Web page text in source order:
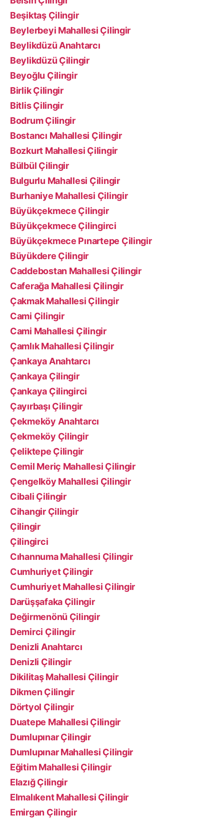
Beşiktaş Çilingir
Beylerbeyi Mahallesi Çilingir
Beylikdüzü Anahtarcı
Beylikdüzü Çilingir
Beyoğlu Çilingir
Birlik Çilingir
Bitlis Çilingir
Bodrum Çilingir
Bostancı Mahallesi Çilingir
Bozkurt Mahallesi Çilingir
Bülbül Çilingir
Bulgurlu Mahallesi Çilingir
Burhaniye Mahallesi Çilingir
Büyükçekmece Çilingir
Büyükçekmece Çilingirci
Büyükçekmece Pınartepe Çilingir
Büyükdere Çilingir
Caddebostan Mahallesi Çilingir
Caferağa Mahallesi Çilingir
Çakmak Mahallesi Çilingir
Cami Çilingir
Cami Mahallesi Çilingir
Çamlık Mahallesi Çilingir
Çankaya Anahtarcı
Çankaya Çilingir
Çankaya Çilingirci
Çayırbaşı Çilingir
Çekmeköy Anahtarcı
Çekmeköy Çilingir
Çeliktepe Çilingir
Cemil Meriç Mahallesi Çilingir
Çengelköy Mahallesi Çilingir
Cibali Çilingir
Cihangir Çilingir
Çilingir
Çilingirci
Cıhannuma Mahallesi Çilingir
Cumhuriyet Çilingir
Cumhuriyet Mahallesi Çilingir
Darüşşafaka Çilingir
Değirmenönü Çilingir
Demirci Çilingir
Denizli Anahtarcı
Denizli Çilingir
Dikilitaş Mahallesi Çilingir
Dikmen Çilingir
Dörtyol Çilingir
Duatepe Mahallesi Çilingir
Dumlupınar Çilingir
Dumlupınar Mahallesi Çilingir
Eğitim Mahallesi Çilingir
Elazığ Çilingir
Elmalıkent Mahallesi Çilingir
Emirgan Çilingir